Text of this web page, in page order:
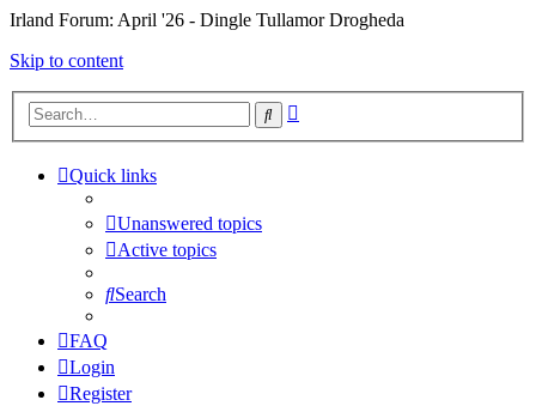
Irland Forum: April '26 - Dingle Tullamor Drogheda
Skip to content
Search
Quick links
Unanswered topics
Active topics
Search
FAQ
Login
Register